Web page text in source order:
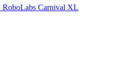
RoboLabs Carnival XL